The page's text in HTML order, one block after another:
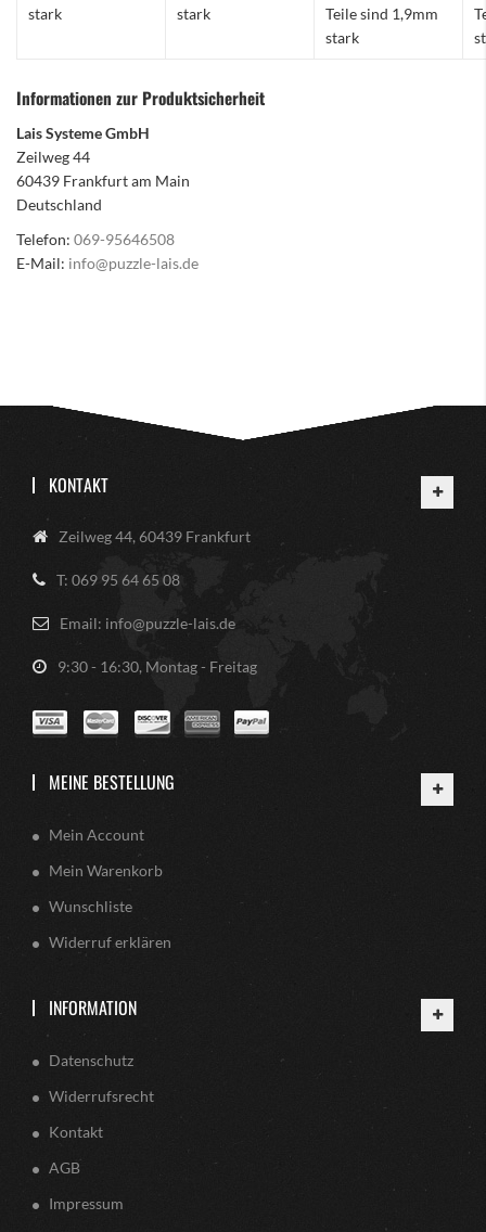
stark
stark
Teile sind 1,9mm
stark
Informationen zur Produktsicherheit
Lais Systeme GmbH
Zeilweg 44
60439 Frankfurt am Main
Deutschland
Telefon: 069-95646508
E-Mail: info@puzzle-lais.de
KONTAKT
Zeilweg 44, 60439 Frankfurt
T: 069 95 64 65 08
Email: info@puzzle-lais.de
9:30 - 16:30, Montag - Freitag
MEINE BESTELLUNG
Mein Account
Mein Warenkorb
Wunschliste
Widerruf erklären
INFORMATION
Datenschutz
Widerrufsrecht
Kontakt
AGB
Impressum